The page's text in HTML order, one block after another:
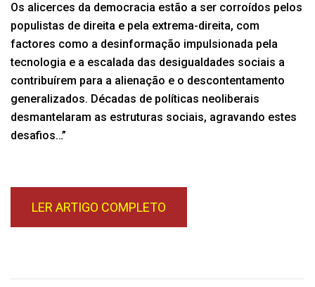
Os alicerces da democracia estão a ser corroídos pelos
populistas de direita e pela extrema-direita, com
factores como a desinformação impulsionada pela
tecnologia e a escalada das desigualdades sociais a
contribuírem para a alienação e o descontentamento
generalizados. Décadas de políticas neoliberais
desmantelaram as estruturas sociais, agravando estes
desafios…”
LER ARTIGO COMPLETO